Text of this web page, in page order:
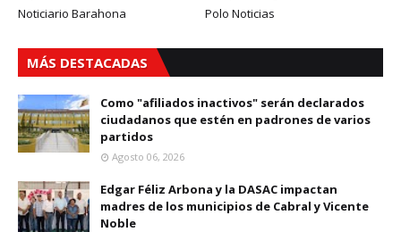
Noticiario Barahona
Polo Noticias
MÁS DESTACADAS
Como "afiliados inactivos" serán declarados
ciudadanos que estén en padrones de varios
partidos
Agosto 06, 2026
Edgar Féliz Arbona y la DASAC impactan
madres de los municipios de Cabral y Vicente
Noble